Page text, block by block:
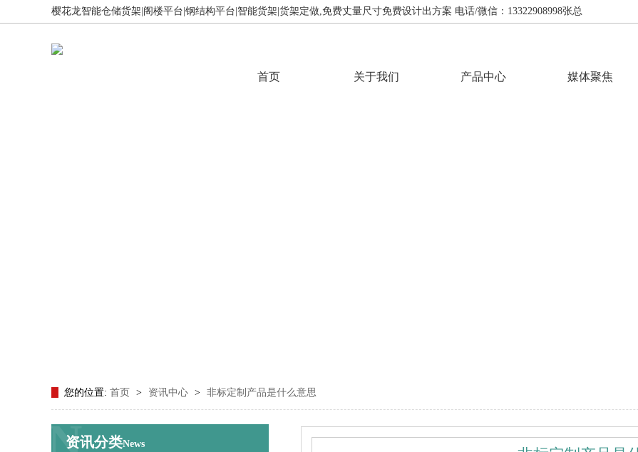
樱花龙智能仓储货架|阁楼平台|钢结构平台|智能货架|货架定做,免费丈量尺寸免费设计出方案 电话/微信：13322908998张总
首页 关于我们 产品中心 媒体聚焦
您的位置: 首页 > 资讯中心 > 非标定制产品是什么意思
资讯分类News
N